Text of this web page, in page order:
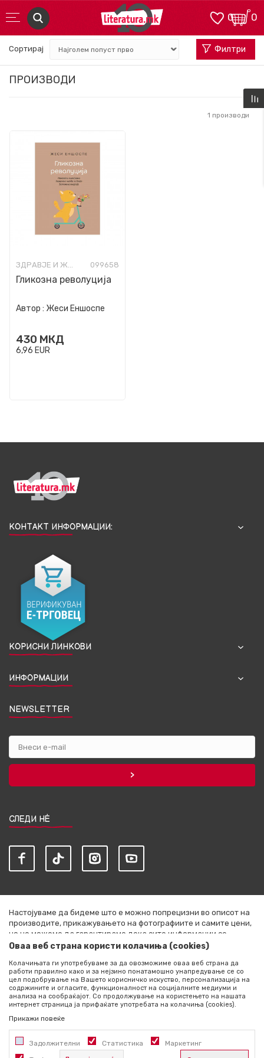
0
0
ПРОИЗВОДИ
Сортирај Филтри
1 производи
ЗДРАВЈЕ И ЖИВОТ 099658
Гликозна револуција
Автор : Жеси Еншоспе
430 МКД
6,96 EUR
КОНТАКТ ИНФОРМАЦИИ:
КОРИСНИ ЛИНКОВИ
ИНФОРМАЦИИ
NEWSLETTER
СЛЕДИ НЀ
Настојуваме да бидеме што е можно попрецизни во описот на
производите, прикажувањето на фотографиите и самите цени,
но не можеме да гарантираме дека сите информации се
комплетни и без грешки. Сите артикли прикажани на сајтот се
секој момент. Расположливоста на производите можете да ја
проверите со повик на +389 76 444 490
©2026 literatura.mk, Изработено одNB SOFT. Сите права
задржани.
Оваа веб страна користи колачиња (cookies)
Колачињата ги употребуваме за да овозможиме оваа веб страна да
работи правилно како и за нејзино понатамошно унапредување се со
цел подобрување на Вашето корисничко искуство, персонализација на
содржините и огласите, функционалност на социјалните медиуми и
анализа на сообраќајот. Со продолжување на користењето на нашата
интернет страница ја прифаќате употребата на колачиња (cookies).
Прикажи повеќе
Задолжителни Статистика Маркетинг